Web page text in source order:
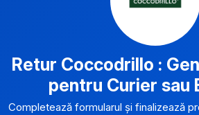
Retur Coccodrillo :
pentru Curier sau
Completează formularul și finalizează